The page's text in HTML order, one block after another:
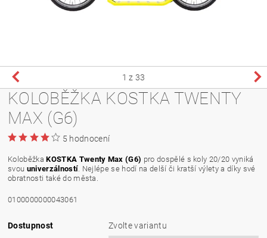
1 z 33
KOLOBĚŽKA KOSTKA TWENTY
MAX (G6)
5 hodnocení
KoloběžkaKOSTKA Twenty Max (G6) pro dospělé s koly 20/20 vyniká
svou univerzálností . Nejlépe se hodí na delší či kratší výlety a díky své
obratnosti také do města.
0100000000043061
Dostupnost
Zvolte variantu